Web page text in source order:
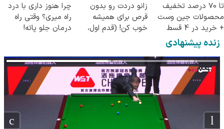
تا 70 درصد تخفیف
محصولات جین وست
+ خرید در 4 قسط
زانو دردت رو بدون
قرص برای همیشه
خوب کن! (قدم اول،
چرا هنوز داری با درد
راه میری؟ وقتی راه
درمان جلو پاته!
زنده پیشنهادی